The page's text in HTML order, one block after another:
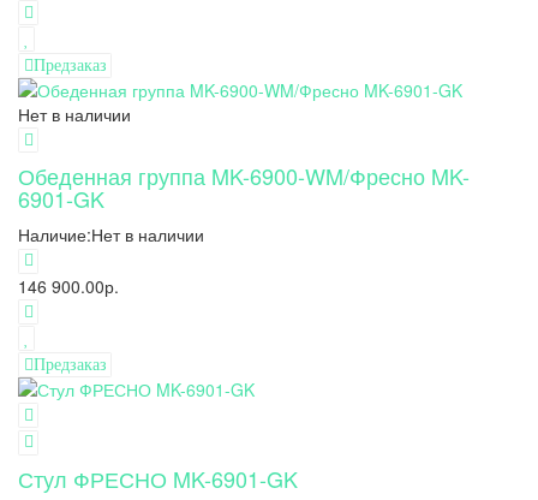
Предзаказ
Нет в наличии
Обеденная группа MK-6900-WM/Фресно MK-
6901-GK
Наличие:Нет в наличии
146 900.00р.
Предзаказ
Стул ФРЕСНО MK-6901-GK